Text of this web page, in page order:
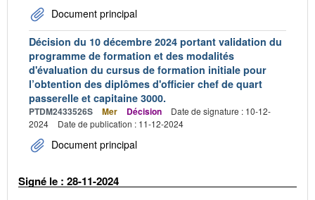
Document principal
Décision du 10 décembre 2024 portant validation du
programme de formation et des modalités
d'évaluation du cursus de formation initiale pour
l’obtention des diplômes d'officier chef de quart
passerelle et capitaine 3000.
PTDM2433526S Mer Décision
Date de signature : 10-12-
2024
Date de publication : 11-12-2024
Document principal
Signé le : 28-11-2024